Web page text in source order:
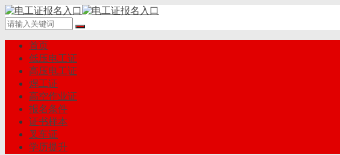
首页
低压电工证
高压电工证
焊工证
高空作业证
报名条件
证书样本
叉车证
学历提升